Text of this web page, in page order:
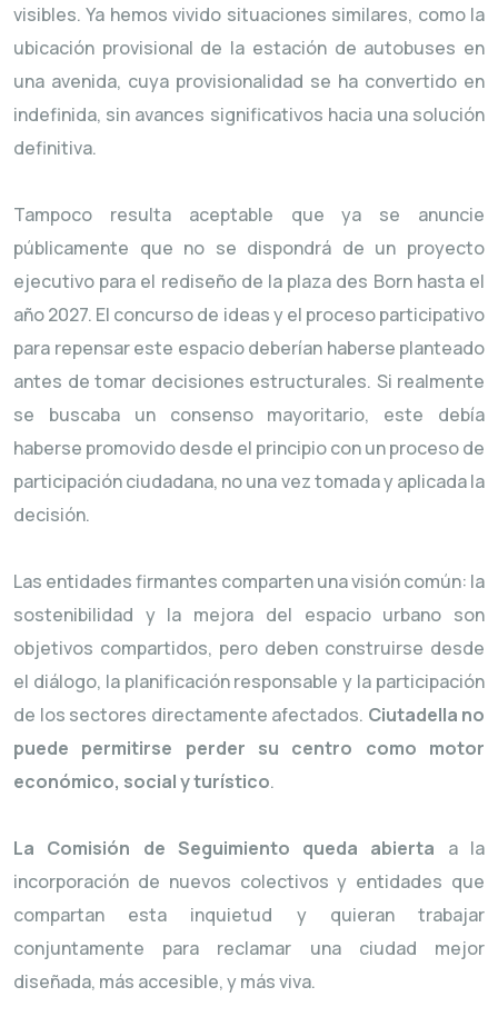
visibles. Ya hemos vivido situaciones similares, como la
ubicación provisional de la estación de autobuses en
una avenida, cuya provisionalidad se ha convertido en
indefinida, sin avances significativos hacia una solución
definitiva.
Tampoco resulta aceptable que ya se anuncie
públicamente que no se dispondrá de un proyecto
ejecutivo para el rediseño de la plaza des Born hasta el
año 2027. El concurso de ideas y el proceso participativo
para repensar este espacio deberían haberse planteado
antes de tomar decisiones estructurales. Si realmente
se buscaba un consenso mayoritario, este debía
haberse promovido desde el principio con un proceso de
participación ciudadana, no una vez tomada y aplicada la
decisión.
Las entidades firmantes comparten una visión común: la
sostenibilidad y la mejora del espacio urbano son
objetivos compartidos, pero deben construirse desde
el diálogo, la planificación responsable y la participación
de los sectores directamente afectados. Ciutadella no
puede permitirse perder su centro como motor
económico, social y turístico.
La Comisión de Seguimiento queda abierta a la
incorporación de nuevos colectivos y entidades que
compartan esta inquietud y quieran trabajar
conjuntamente para reclamar una ciudad mejor
diseñada, más accesible, y más viva.